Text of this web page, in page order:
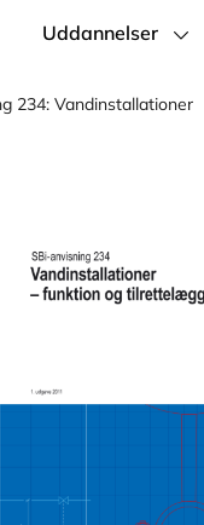
Uddannelser
234: Vandinstallationer